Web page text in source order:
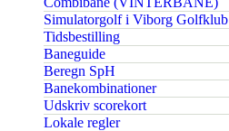
Simulatorgolf i Viborg Golfklub
Tidsbestilling
Baneguide
Beregn SpH
Banekombinationer
Udskriv scorekort
Lokale regler